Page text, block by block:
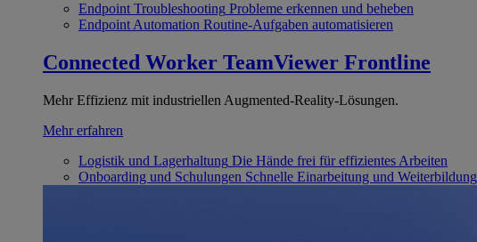
Endpoint Troubleshooting Probleme erkennen und beheben
Endpoint Automation Routine-Aufgaben automatisieren
Connected Worker TeamViewer Frontline
Mehr Effizienz mit industriellen Augmented-Reality-Lösungen.
Mehr erfahren
Logistik und Lagerhaltung Die Hände frei für effizientes Arbeiten
Onboarding und Schulungen Schnelle Einarbeitung und Weiterbildung